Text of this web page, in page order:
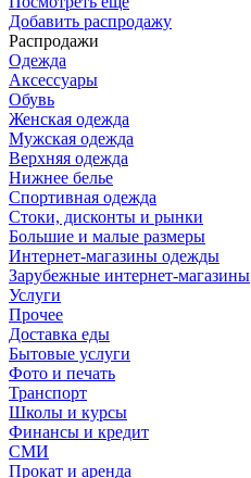
Добавить распродажу
Распродажи
Одежда
Аксессуары
Обувь
Женская одежда
Мужская одежда
Верхняя одежда
Нижнее белье
Спортивная одежда
Стоки, дисконты и рынки
Большие и малые размеры
Интернет-магазины одежды
Зарубежные интернет-магазины
Услуги
Прочее
Доставка еды
Бытовые услуги
Фото и печать
Транспорт
Школы и курсы
Финансы и кредит
СМИ
Прокат и аренда